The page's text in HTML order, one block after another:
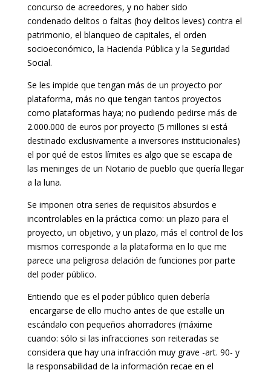
concurso de acreedores, y no haber sido
condenado delitos o faltas (hoy delitos leves) contra el
patrimonio, el blanqueo de capitales, el orden
socioeconómico, la Hacienda Pública y la Seguridad
Social.
Se les impide que tengan más de un proyecto por
plataforma, más no que tengan tantos proyectos
como plataformas haya; no pudiendo pedirse más de
2.000.000 de euros por proyecto (5 millones si está
destinado exclusivamente a inversores institucionales)
el por qué de estos límites es algo que se escapa de
las meninges de un Notario de pueblo que quería llegar
a la luna.
Se imponen otra series de requisitos absurdos e
incontrolables en la práctica como: un plazo para el
proyecto, un objetivo, y un plazo, más el control de los
mismos corresponde a la plataforma en lo que me
parece una peligrosa delación de funciones por parte
del poder público.
Entiendo que es el poder público quien debería
encargarse de ello mucho antes de que estalle un
escándalo con pequeños ahorradores (máxime
cuando: sólo si las infracciones son reiteradas se
considera que hay una infracción muy grave -art. 90- y
la responsabilidad de la información recae en el